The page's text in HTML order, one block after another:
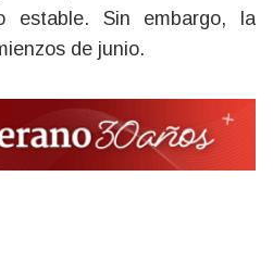
estable. Sin embargo, la
de junio.